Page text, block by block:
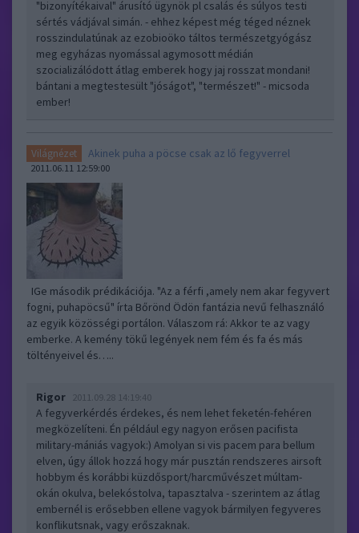
"bizonyítékaival" árusító ügynök pl csalás és súlyos testi
sértés vádjával simán. - ehhez képest még téged néznek
rosszindulatúnak az ezobioöko táltos természetgyógász
meg egyházas nyomással agymosott médián
szocializálódott átlag emberek hogy jaj rosszat mondani!
bántani a megtestesült "jóságot", "természet!" - micsoda
ember!
Világnézet Akinek puha a pöcse csak az lő fegyverrel
2011.06.11 12:59:00
IGe második prédikációja. "Az a férfi ,amely nem akar fegyvert
fogni, puhapöcsű" írta Bőrönd Ödön fantázia nevű felhasználó
az egyik közösségi portálon. Válaszom rá: Akkor te az vagy
emberke. A kemény tökű legények nem fém és fa és más
töltényeivel és…..
Rigor 2011.09.28 14:19:40
A fegyverkérdés érdekes, és nem lehet feketén-fehéren
megközelíteni. Én például egy nagyon erősen pacifista
military-mániás vagyok:) Amolyan si vis pacem para bellum
elven, úgy állok hozzá hogy már pusztán rendszeres airsoft
hobbym és korábbi küzdősport/harcművészet múltam-
okán okulva, belekóstolva, tapasztalva - szerintem az átlag
embernél is erősebben ellene vagyok bármilyen fegyveres
konflikutsnak, vagy erőszaknak.